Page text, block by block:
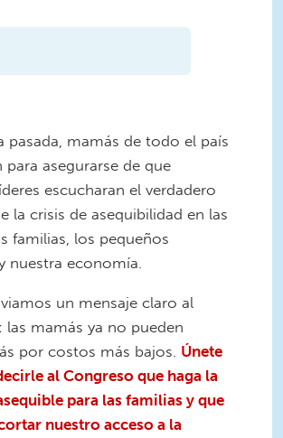
pasada, mamás de todo el país
para asegurarse de que
escucharan el verdadero
la crisis de asequibilidad en las
familias, los pequeños
nuestra economía.
un mensaje claro al
las mamás ya no pueden
por costos más bajos. Únete
al Congreso que haga la
para las familias y que
nuestro acceso a la